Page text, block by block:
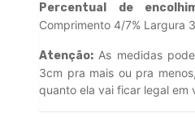
Percentual de
Comprimento 4/7% Largura
Atenção: As medidas
3cm pra mais ou pra
quanto ela vai ficar legal em